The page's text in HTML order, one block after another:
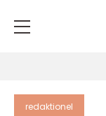
redaktionel